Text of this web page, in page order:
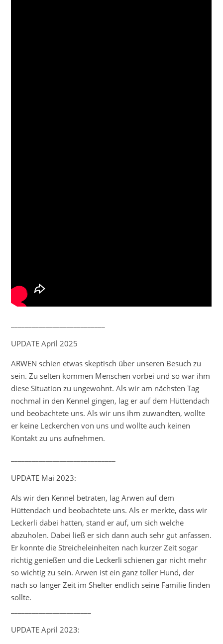
UPDATE April 2025
ARWEN schien etwas skeptisch über unseren Besuch zu
sein. Zu selten kommen Menschen vorbei und so war ihm
diese Situation zu ungewohnt. Als wir am nächsten Tag
nochmal in den Kennel gingen, lag er auf dem Hüttendach
und beobachtete uns. Als wir uns ihm zuwandten, wollte
er keine Leckerchen von uns und wollte auch keinen
Kontakt zu uns aufnehmen.
UPDATE Mai 2023:
Als wir den Kennel betraten, lag Arwen auf dem
Hüttendach und beobachtete uns. Als er merkte, dass wir
Leckerli dabei hatten, stand er auf, um sich welche
abzuholen. Dabei ließ er sich dann auch sehr gut anfassen.
Er konnte die Streicheleinheiten nach kurzer Zeit sogar
richtig genießen und die Leckerli schienen gar nicht mehr
so wichtig zu sein. Arwen ist ein ganz toller Hund, der
nach so langer Zeit im Shelter endlich seine Familie finden
sollte.
UPDATE April 2023: